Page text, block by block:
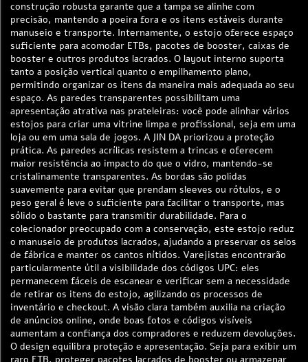
construção robusta garante que a tampa se alinhe com
precisão, mantendo a poeira fora e os itens estáveis durante
manuseio e transporte. Internamente, o estojo oferece espaço
suficiente para acomodar ETBs, pacotes de booster, caixas de
booster e outros produtos lacrados. O layout interno suporta
tanto a posição vertical quanto o empilhamento plano,
permitindo organizar os itens da maneira mais adequada ao seu
espaço. As paredes transparentes possibilitam uma
apresentação atrativa nas prateleiras: você pode alinhar vários
estojos para criar uma vitrine limpa e profissional, seja em uma
loja ou em uma sala de jogos. A JIN DA priorizou a proteção
prática. As paredes acrílicas resistem a trincas e oferecem
maior resistência ao impacto do que o vidro, mantendo-se
cristalinamente transparentes. As bordas são polidas
suavemente para evitar que prendam sleeves ou rótulos, e o
peso geral é leve o suficiente para facilitar o transporte, mas
sólido o bastante para transmitir durabilidade. Para o
colecionador preocupado com a conservação, este estojo reduz
o manuseio de produtos lacrados, ajudando a preservar os selos
de fábrica e manter os cantos nítidos. Varejistas encontrarão
particularmente útil a visibilidade dos códigos UPC: eles
permanecem fáceis de escanear e verificar sem a necessidade
de retirar os itens do estojo, agilizando os processos de
inventário e checkout. A visão clara também auxilia na criação
de anúncios online, onde boas fotos e códigos visíveis
aumentam a confiança dos compradores e reduzem devoluções.
O design equilibra proteção e apresentação. Seja para exibir um